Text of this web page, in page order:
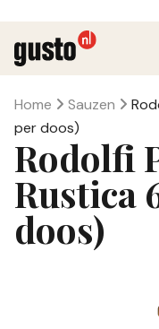
naar
de
inhoud
Home Sauzen
per doos)
Rodolfi
Rustica
doos)